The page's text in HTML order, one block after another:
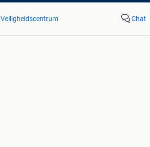
Veiligheidscentrum Chat